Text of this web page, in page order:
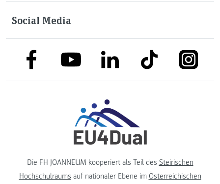
Social Media
link to facebooklink to youtubelink to linkedinlink to tiktok
Die FH JOANNEUM kooperiert als Teil des Steirischen
Hochschulraums auf nationaler Ebene im Österreichischen